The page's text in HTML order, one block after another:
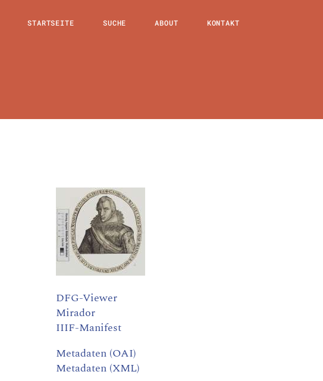
STARTSEITE SUCHE ABOUT KONTAKT
DFG-Viewer
Mirador
IIIF-Manifest
Metadaten (OAI)
Metadaten (XML)